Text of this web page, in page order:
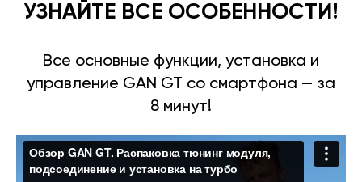
УЗНАЙТЕ ВСЕ ОСОБЕННОСТИ!
Все основные функции, установка и
управление GAN GT со смартфона — за
8 минут!